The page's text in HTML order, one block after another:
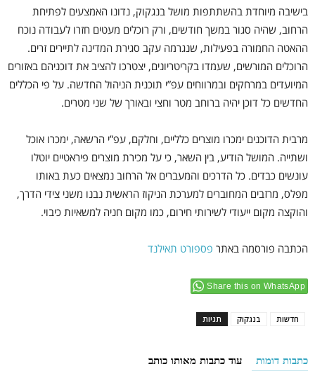
בישיבה מיוחדת בהשתתפות מושל בנגקוק, נדונו האמצעים לפתיחת
הרחוב, שהיה סגור במשך חודשים, ורק רוכלים מעטים חזרו לעבודה נוכח
ההאטה החמורה בפעילות, שנגרמה עקב סגירת המדינה לתיירים זרים.
הרוכלים המורשים, שעמדו בקריטריונים, יצטרכו להציב את דוכניהם באזורים
המיועדים במרחקים ובמרווחים עפ”י תוכנית הניהול החדשה. על פי הכללים
החדשים כל דוכן יהיה ברוחב מטר וחצי ובאורך של שני מטרים.
מרבית הדוכנים ימכרו מוצרים כלליים, וחלקם, עפ”י הרשאה, ימכרו אוכל
ושתייה. המושל הודיע, בין השאר, כי על מכירת מוצרים פיראטיים יוטלו
עונשים כבדים. כל הדרכים והמעברים אל הרחוב נמצאים כעת באותו
מפלס, מרזבים המחוברים למערכת הניקוז הראשית נבנו משני צידי הדרך,
והוקצה מקום ייעודי לשירותי חירום, כמו מקום חניה למשאיות כיבוי.
הכתבה פורסמה באתר פספורט תאילנד
Share this on WhatsApp
תגיות בנגקוק חדשות
כתבות דומות עוד כתבות מאותו כותב